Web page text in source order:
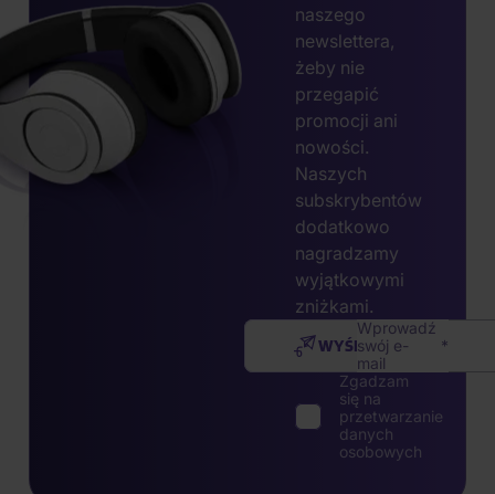
naszego
newslettera,
żeby nie
przegapić
promocji ani
nowości.
Naszych
subskrybentów
dodatkowo
nagradzamy
wyjątkowymi
zniżkami.
Wprowadź
swój e-
mail
WYŚLIJ
Zgadzam
się na
przetwarzanie
danych
osobowych